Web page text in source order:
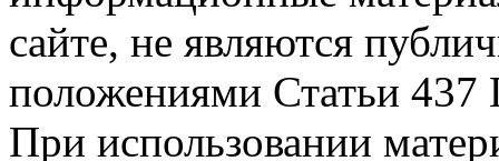
сайте, не являются
положениями Статьи 437
При использовании